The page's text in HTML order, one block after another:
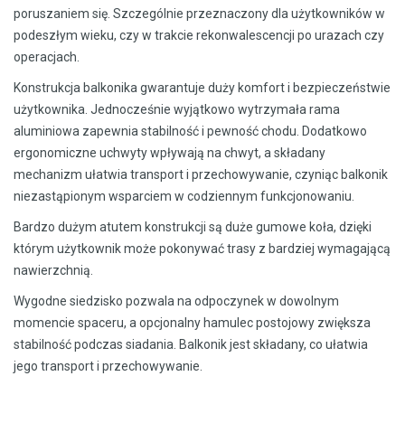
poruszaniem się. Szczególnie przeznaczony dla użytkowników w
podeszłym wieku, czy w trakcie rekonwalescencji po urazach czy
operacjach.
Konstrukcja balkonika gwarantuje duży komfort i bezpieczeństwie
użytkownika. Jednocześnie wyjątkowo wytrzymała rama
aluminiowa zapewnia stabilność i pewność chodu. Dodatkowo
ergonomiczne uchwyty wpływają na chwyt, a składany
mechanizm ułatwia transport i przechowywanie, czyniąc balkonik
niezastąpionym wsparciem w codziennym funkcjonowaniu.
Bardzo dużym atutem konstrukcji są duże gumowe koła, dzięki
którym użytkownik może pokonywać trasy z bardziej wymagającą
nawierzchnią.
Wygodne siedzisko pozwala na odpoczynek w dowolnym
momencie spaceru, a opcjonalny hamulec postojowy zwiększa
stabilność podczas siadania. Balkonik jest składany, co ułatwia
jego transport i przechowywanie.